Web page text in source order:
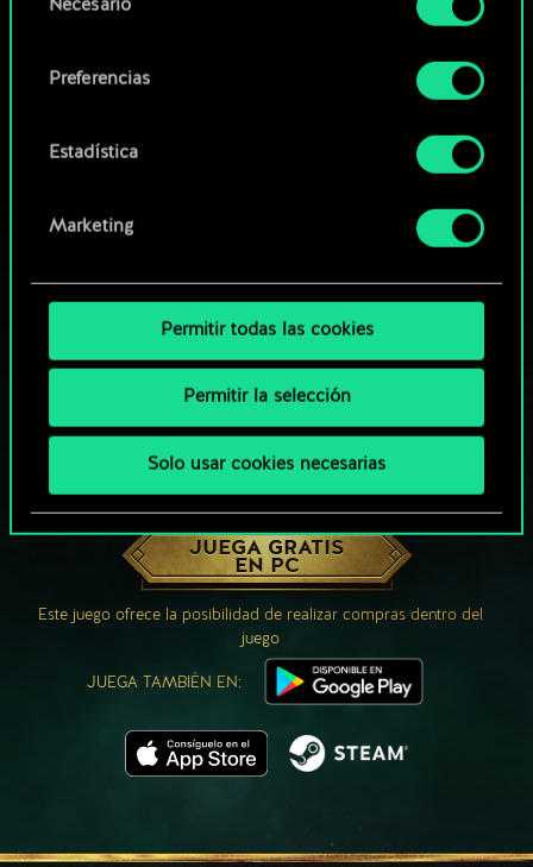
Encontrarás todos los detalles sobre nuestro uso
preferencias al respecto en el menú «Ajustes» de
deNecesario
Preferencias
Estadística
Marketing
Permitir todas las cookies
Permitir la selección
Solo usar cookies necesarias
¿QUÉ TAL UNA PARTIDA DE GWENT?
JUEGA GRATIS
EN PC
Este juego ofrece la posibilidad de realizar compras dentro del
juego
JUEGA TAMBIÉN EN: